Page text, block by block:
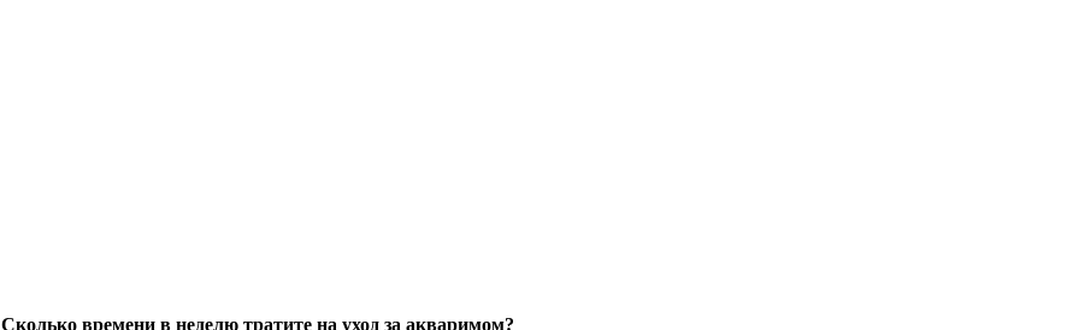
Сколько времени в неделю тратите на уход за акваримом?